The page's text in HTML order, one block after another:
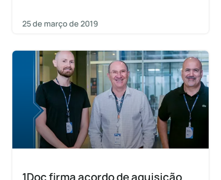
25 de março de 2019
1Doc firma acordo de aquisição